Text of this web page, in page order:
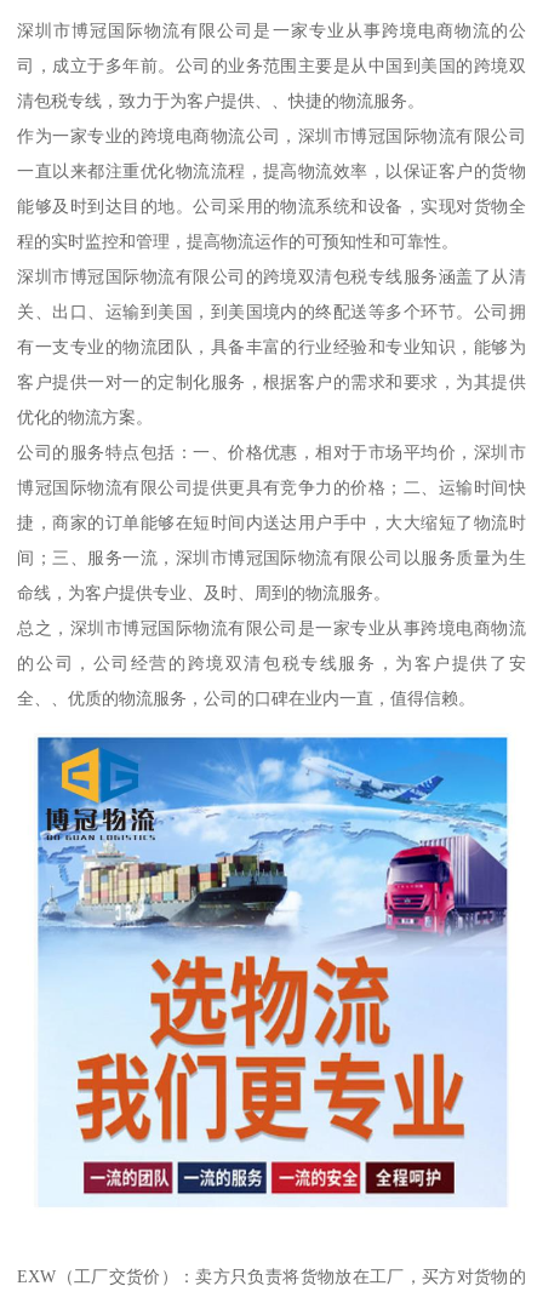
深圳市博冠国际物流有限公司是一家专业从事跨境电商物流的公
司，成立于多年前。公司的业务范围主要是从中国到美国的跨境双
清包税专线，致力于为客户提供、、快捷的物流服务。
作为一家专业的跨境电商物流公司，深圳市博冠国际物流有限公司
一直以来都注重优化物流流程，提高物流效率，以保证客户的货物
能够及时到达目的地。公司采用的物流系统和设备，实现对货物全
程的实时监控和管理，提高物流运作的可预知性和可靠性。
深圳市博冠国际物流有限公司的跨境双清包税专线服务涵盖了从清
关、出口、运输到美国，到美国境内的终配送等多个环节。公司拥
有一支专业的物流团队，具备丰富的行业经验和专业知识，能够为
客户提供一对一的定制化服务，根据客户的需求和要求，为其提供
优化的物流方案。
公司的服务特点包括：一、价格优惠，相对于市场平均价，深圳市
博冠国际物流有限公司提供更具有竞争力的价格；二、运输时间快
捷，商家的订单能够在短时间内送达用户手中，大大缩短了物流时
间；三、服务一流，深圳市博冠国际物流有限公司以服务质量为生
命线，为客户提供专业、及时、周到的物流服务。
总之，深圳市博冠国际物流有限公司是一家专业从事跨境电商物流
的公司，公司经营的跨境双清包税专线服务，为客户提供了安
全、、优质的物流服务，公司的口碑在业内一直，值得信赖。
EXW（工厂交货价）：卖方只负责将货物放在工厂，买方对货物的